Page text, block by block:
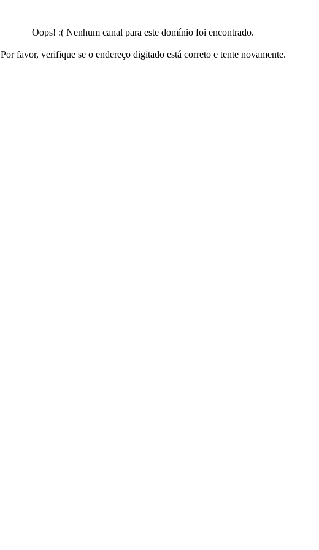
Oops! :( Nenhum canal para este domínio foi encontrado.
Por favor, verifique se o endereço digitado está correto e tente novamente.